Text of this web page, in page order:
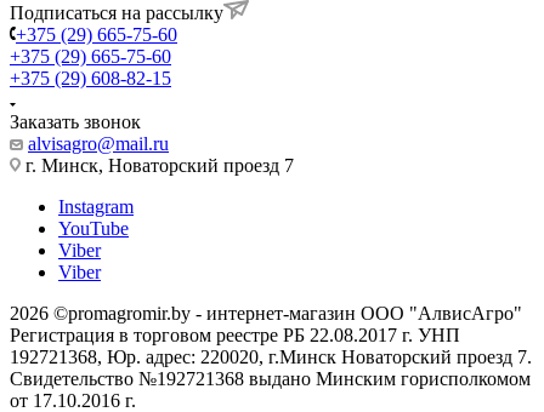
Подписаться на рассылку
+375 (29) 665-75-60
+375 (29) 665-75-60
+375 (29) 608-82-15
Заказать звонок
alvisagro@mail.ru
г. Минск, Новаторский проезд 7
Instagram
YouTube
Viber
Viber
2026 ©promagromir.by - интернет-магазин ООО "АлвисАгро"
Регистрация в торговом реестре РБ 22.08.2017 г. УНП
192721368, Юр. адрес: 220020, г.Минск Новаторский проезд 7.
Свидетельство №192721368 выдано Минским горисполкомом
от 17.10.2016 г.